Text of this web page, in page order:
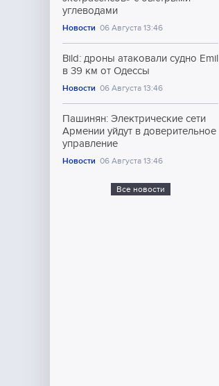
углеводами
Новости 06 Августа 13:46
Bild: дроны атаковали судно Emil
в 39 км от Одессы
Новости 06 Августа 13:46
Пашинян: Электрические сети
Армении уйдут в доверительное
управление
Новости 06 Августа 13:46
Все новости